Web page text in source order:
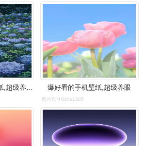
爆好看的手机壁纸,超级养眼
图片尺寸640x1385